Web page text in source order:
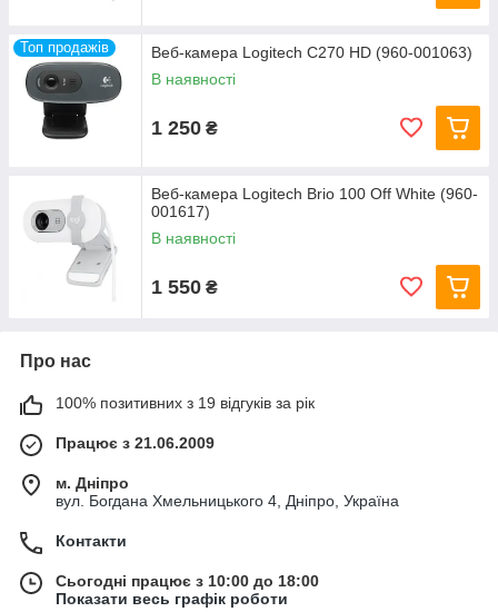
Топ продажів
Веб-камера Logitech C270 HD (960-001063)
В наявності
1 250 ₴
Веб-камера Logitech Brio 100 Off White (960-
001617)
В наявності
1 550 ₴
Про нас
100% позитивних з 19 відгуків за рік
Працює з 21.06.2009
м. Дніпро
вул. Богдана Хмельницького 4, Дніпро, Україна
Контакти
Сьогодні працює з 10:00 до 18:00
Показати весь графік роботи